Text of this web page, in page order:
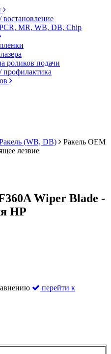
востановление
MR, WB, DB, Chip
роликов подачи
профилактика
(WB, DB)
Ракель OEM
лезвие
Wiper Blade -
HP
перейти к